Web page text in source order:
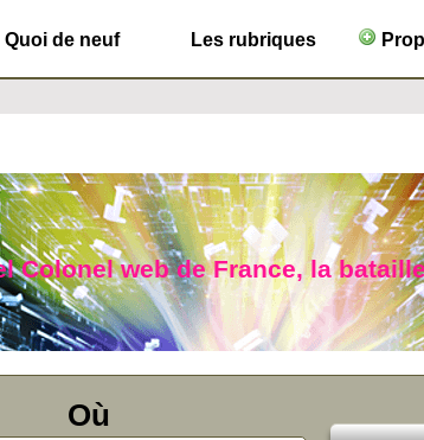
Quoi de neuf Les rubriques
Colonel web de France, la
Où